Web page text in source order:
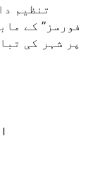
تنظیم
فورسز” کے
پر شہر کی